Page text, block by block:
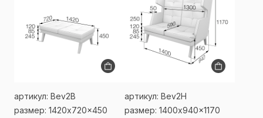
артикул: Bev2B
размер: 1420x720x450
артикул: Bev2H
размер: 1400x940x1170